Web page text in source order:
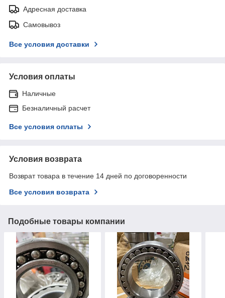
Адресная доставка
Самовывоз
Все условия доставки
Условия оплаты
Наличные
Безналичный расчет
Все условия оплаты
Условия возврата
Возврат товара в течение 14 дней по договоренности
Все условия возврата
Подобные товары компании